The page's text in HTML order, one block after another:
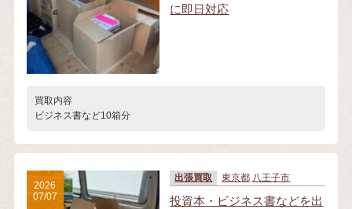
に即日対応
買取内容
ビジネス書など10箱分
出張買取 東京都 八王子市
投資本・ビジネス書などを出
2026
07/07